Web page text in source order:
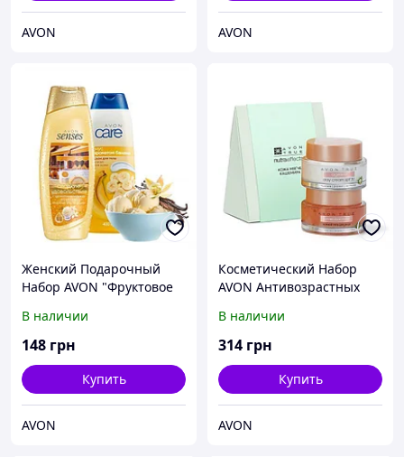
AVON AVON
Женский Подарочный
Набор AVON "Фруктовое
В наличии
148 грн
Купить
AVON
Косметический Набор
AVON Антивозрастных
В наличии
314 грн
Купить
AVON